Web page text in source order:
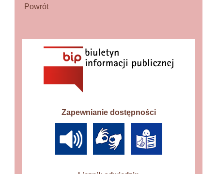
Powrót
Zapewnianie dostępności